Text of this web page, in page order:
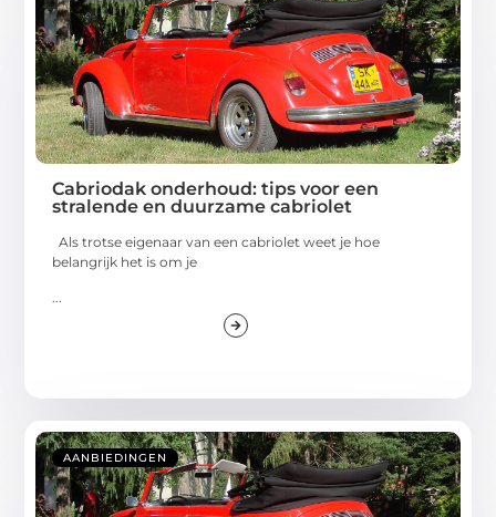
Cabriodak onderhoud: tips voor een
stralende en duurzame cabriolet
Als trotse eigenaar van een cabriolet weet je hoe
belangrijk het is om je
...
AANBIEDINGEN